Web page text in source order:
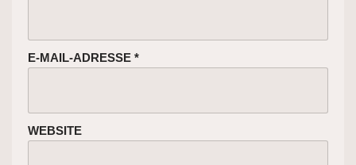
E-MAIL-ADRESSE *
WEBSITE